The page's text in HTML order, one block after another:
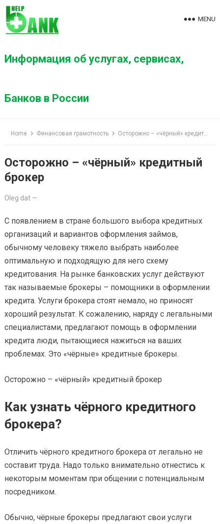
Информация об услугах, сервисах,
Банков в России
MENU
Home Финансовая грамотность Осторожно – «чёрный» кредитный брокер
Осторожно – «чёрный» кредитный
брокер
Oleg dat—
С появлением в стране большого выбора кредитных
организаций и вариантов оформления займов,
обычному человеку тяжело выбрать наиболее
оптимальную и подходящую для него схему
кредитования. На рынке банковских услуг действуют
так называемые брокеры – помощники в оформлении
кредита. Услуги брокера стоят немало, но приносят
хороший результат. К сожалению, наряду с легальными
специалистами, предлагают помощь в оформлении
кредита люди, пытающиеся нажиться на ваших
проблемах. Это «чёрные» кредитные брокеры.
Осторожно – «чёрный» кредитный брокер
Как узнать чёрного кредитного
брокера?
Отличить чёрного кредитного брокера от легально не
составит труда. Надо только внимательно отнестись к
некоторым моментам при общении с потенциальным
посредником.
Обычно, чёрные брокеры предлагают свои услуги